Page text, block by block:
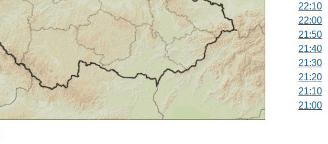
22:10
22:00
21:50
21:40
21:30
21:20
21:10
21:00